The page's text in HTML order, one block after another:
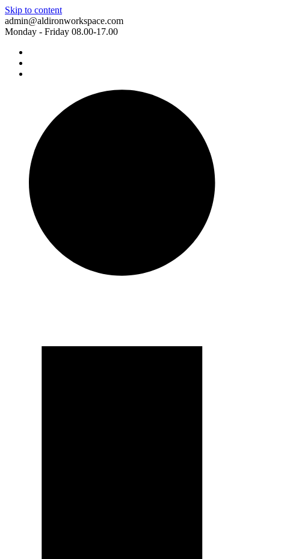
Skip to content
admin@aldironworkspace.com
Monday - Friday 08.00-17.00